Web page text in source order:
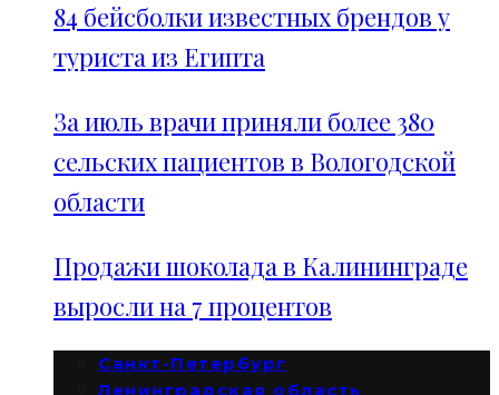
84 бейсболки известных брендов у
туриста из Египта
За июль врачи приняли более 380
сельских пациентов в Вологодской
области
Продажи шоколада в Калининграде
выросли на 7 процентов
Санкт-Петербург
Ленинградская область